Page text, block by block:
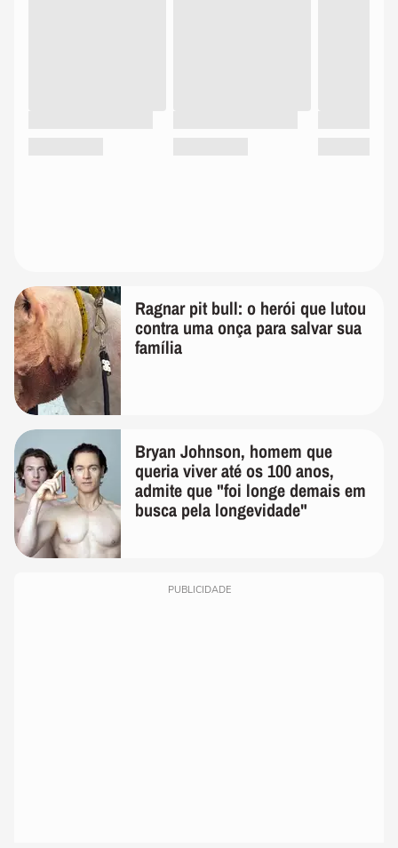
Ragnar pit bull: o herói que lutou
contra uma onça para salvar sua
família
Bryan Johnson, homem que
queria viver até os 100 anos,
admite que "foi longe demais em
busca pela longevidade"
PUBLICIDADE